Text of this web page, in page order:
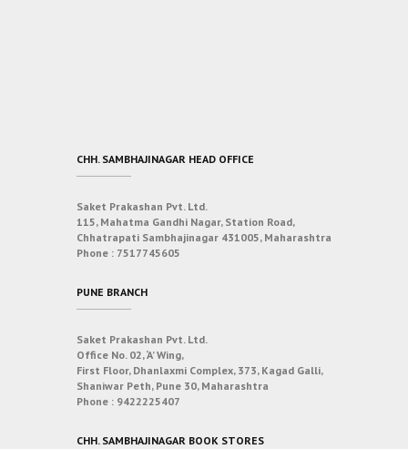
CHH. SAMBHAJINAGAR HEAD OFFICE
Saket Prakashan Pvt. Ltd.
115, Mahatma Gandhi Nagar, Station Road,
Chhatrapati Sambhajinagar 431005, Maharashtra
Phone : 7517745605
PUNE BRANCH
Saket Prakashan Pvt. Ltd.
Office No. 02, ‘A’ Wing,
First Floor, Dhanlaxmi Complex, 373, Kagad Galli,
Shaniwar Peth, Pune 30, Maharashtra
Phone : 9422225407
CHH. SAMBHAJINAGAR BOOK STORES